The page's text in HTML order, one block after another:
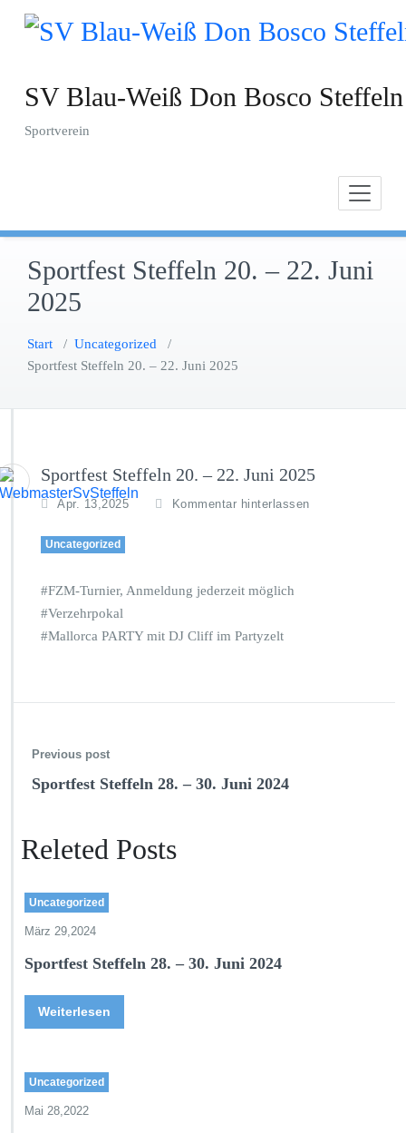
Zum
SV Blau-Weiß Don Bosco Steffeln
Sportverein
Sportfest Steffeln 20. – 22. Juni
2025
Start / Uncategorized /
Sportfest Steffeln 20. – 22. Juni 2025
Sportfest Steffeln 20. – 22. Juni 2025
Apr. 13,2025 Kommentar hinterlassen
Uncategorized
#FZM-Turnier, Anmeldung jederzeit möglich
#Verzehrpokal
#Mallorca PARTY mit DJ Cliff im Partyzelt
Previous post
Sportfest Steffeln 28. – 30. Juni 2024
Releted Posts
Uncategorized
März 29,2024
Sportfest Steffeln 28. – 30. Juni 2024
Weiterlesen
Uncategorized
Mai 28,2022